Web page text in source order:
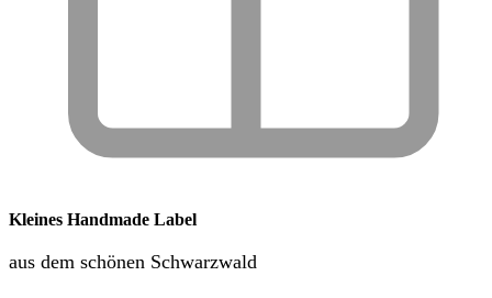
Kleines Handmade Label
aus dem schönen Schwarzwald